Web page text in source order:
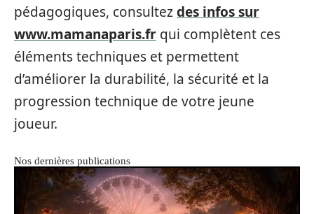
pédagogiques, consultezdes infos sur
www.mamanaparis.fr qui complètent ces
éléments techniques et permettent
d’améliorer la durabilité, la sécurité et la
progression technique de votre jeune
joueur.
Nos dernières publications